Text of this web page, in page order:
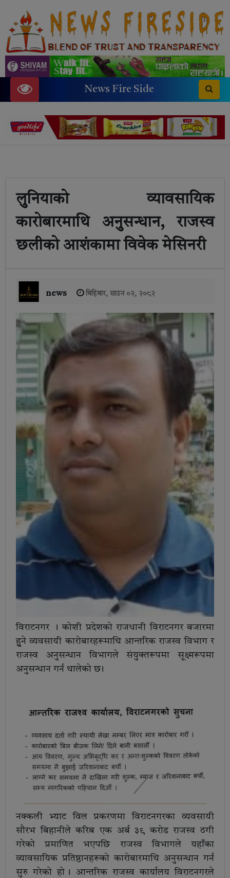
News Fire Side
लुुनियाको व्यावसायिक
कारोबारमाथि अनुुसन्धान, राजस्व
छलीको आशंकामा विवेक मेसिनरी
news बिहिबार, साउन ०२, २०८२
विराटनगर । कोशी प्रदेशको राजधानी विराटनगर बजारमा
हुुने व्यवसायी कारोबारहरूमाथि आन्तरिक राजस्व विभाग र
राजस्व अनुसन्धान विभागले संयुक्तरूपमा सूक्ष्मरूपमा
अनुसन्धान गर्न थालेको छ ।
नक्कली भ्याट विल प्रकरणमा विराटनगरका व्यवसायी
सौरभ बिहानीले करिब एक अर्ब ३९ करोड राजस्व ठगी
गरेको प्रमाणित भएपछि राजस्व विभागले यहाँका
व्यावसायिक प्रतिष्ठानहरूको कारोबारमाथि अनुसन्धान गर्न
सुरु गरेको हो । आन्तरिक राजस्व कार्यालय विराटनगरले